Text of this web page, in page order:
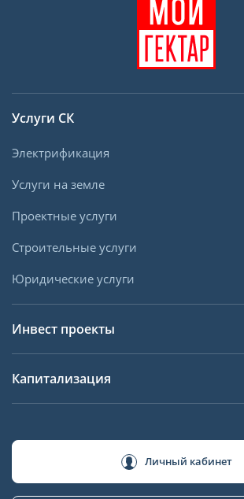
Услуги СК
Электрификация
Услуги на земле
Проектные услуги
Строительные услуги
Юридические услуги
Инвест проекты
Капитализация
Личный кабинет